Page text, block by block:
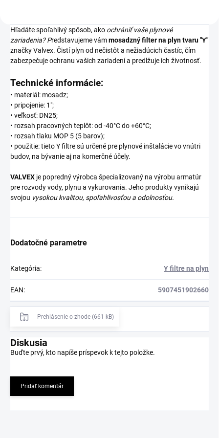
Hľadáte spoľahlivý spôsob, ako ochrániť vaše plynové
zariadenia? Predstavujeme vámmosadzný filter na plyn tvaru "Y"
značky Valvex. Čistí plyn od nečistôt a nežiadúcich častíc, čím
zabezpečuje ochranu vašich zariadení a predlžuje ich životnosť.
Technické informácie:
• materiál: mosadz;
• pripojenie: 1";
• veľkosť: DN25;
• rozsah pracovných teplôt: od -40°C do +60°C;
• rozsah tlaku MOP 5 (5 barov);
• použitie: tieto Y filtre sú určené pre plynové inštalácie vo vnútri
budov, na bývanie aj na komerčné účely.
VALVEX je popredný výrobca špecializovaný na výrobu armatúr
pre rozvody vody, plynu a vykurovania. Jeho produkty vynikajú
svojou vysokou kvalitou, spoľahlivosťou a odolnosťou.
Dodatočné parametre
Kategória: Y filtre na plyn
EAN: 5907451902660
Prehlásenie o zhode (661 kB)
Diskusia
Buďte prvý, kto napíše príspevok k tejto položke.
Pridať komentár